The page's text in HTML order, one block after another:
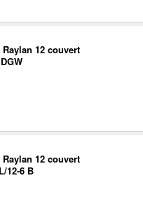
12 couvert
12-6 B